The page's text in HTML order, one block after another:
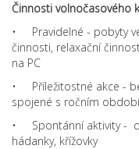
Činnosti volnočasového
• Pravidelné - pobyty
činnosti, relaxační
na PC
• Příležitostné akce -
spojené s ročním
• Spontánní aktivity -
hádanky, křížovky